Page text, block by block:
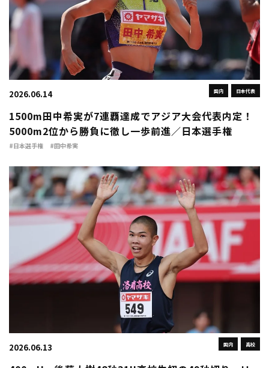
国内 日本代表
2026.06.14
1500m田中希実が7連覇達成でアジア大会代表内定！
5000m2位から勝負に徹し一歩前進／日本選手権
#日本選手権 #田中希実
国内 高校
2026.06.13